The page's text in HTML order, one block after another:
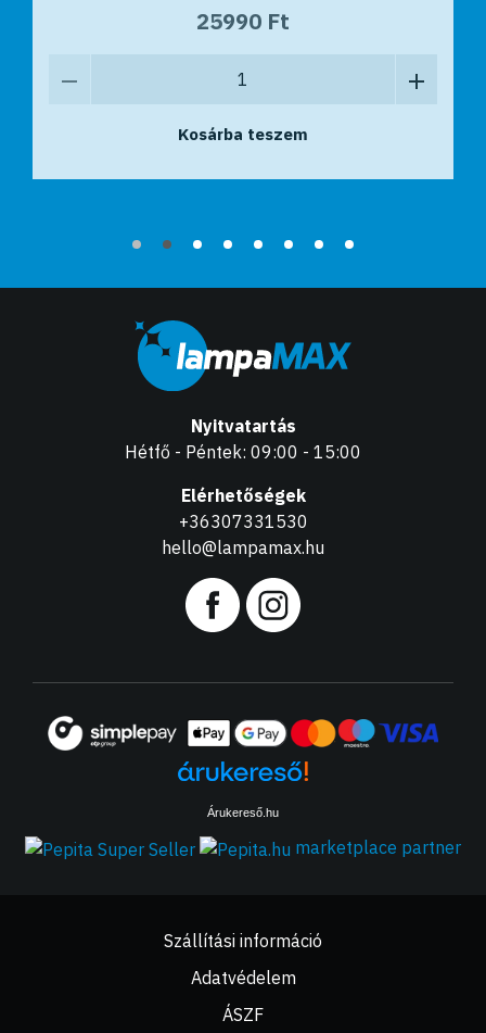
25990 Ft
Kosárba teszem
13990 Ft
Kosárba teszem
Nyitvatartás
Hétfő - Péntek: 09:00 - 15:00
Elérhetőségek
+36307331530
hello@lampamax.hu
Árukereső.hu
marketplace partner
Szállítási információ
Adatvédelem
ÁSZF